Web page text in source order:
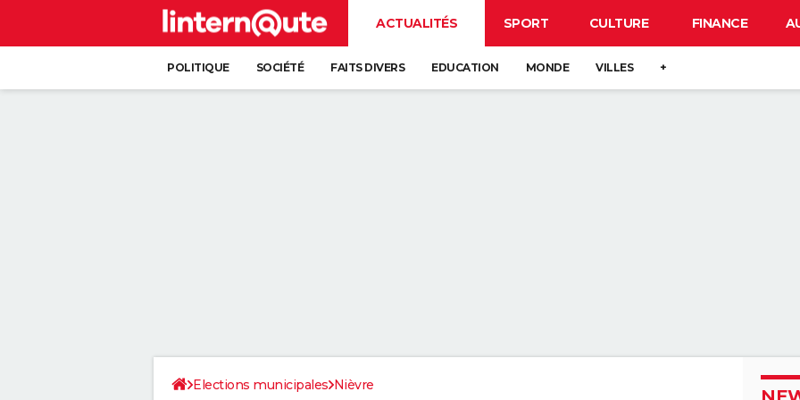
ACTUALITÉS SPORT CULTURE FINANCE
POLITIQUE SOCIÉTÉ FAITS DIVERS EDUCATION MONDE VILLES +
Elections municipales Nièvre